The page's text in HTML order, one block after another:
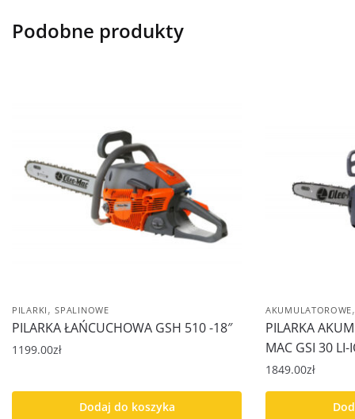
Podobne produkty
PILARKI ,SPALINOWE
PILARKA ŁAŃCUCHOWA GSH 510 -18″
1199.00zł
Dodaj do koszyka
AKUMULATOROWE
PILARKA
MAC GSI 30 LI-
1849.00zł